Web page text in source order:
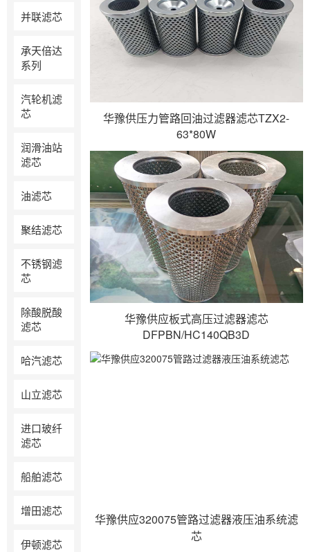
并联滤芯
承天倍达
系列
汽轮机滤
芯
润滑油站
滤芯
油滤芯
聚结滤芯
不锈钢滤
芯
除酸脱酸
滤芯
哈汽滤芯
山立滤芯
进口玻纤
滤芯
船舶滤芯
增田滤芯
伊顿滤芯
华豫供压力管路回油过滤器滤芯TZX2-
63*80W
华豫供应板式高压过滤器滤芯
DFPBN/HC140QB3D
华豫供应320075管路过滤器液压油系统滤
芯